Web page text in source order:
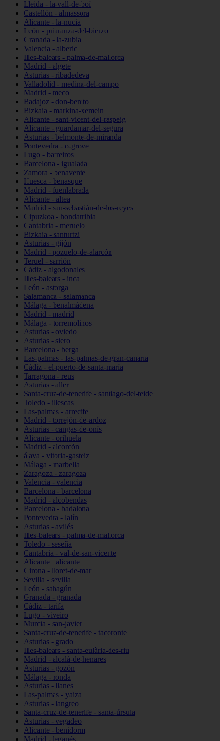
Lleida - la-vall-de-boí
Castellón - almassora
Alicante - la-nucia
León - priaranza-del-bierzo
Granada - la-zubia
Valencia - alberic
Illes-balears - palma-de-mallorca
Madrid - algete
Asturias - ribadedeva
Valladolid - medina-del-campo
Madrid - meco
Badajoz - don-benito
Bizkaia - markina-xemein
Alicante - sant-vicent-del-raspeig
Alicante - guardamar-del-segura
Asturias - belmonte-de-miranda
Pontevedra - o-grove
Lugo - barreiros
Barcelona - igualada
Zamora - benavente
Huesca - benasque
Madrid - fuenlabrada
Alicante - altea
Madrid - san-sebastián-de-los-reyes
Gipuzkoa - hondarribia
Cantabria - meruelo
Bizkaia - santurtzi
Asturias - gijón
Madrid - pozuelo-de-alarcón
Teruel - sarrión
Cádiz - algodonales
Illes-balears - inca
León - astorga
Salamanca - salamanca
Málaga - benalmádena
Madrid - madrid
Málaga - torremolinos
Asturias - oviedo
Asturias - siero
Barcelona - berga
Las-palmas - las-palmas-de-gran-canaria
Cádiz - el-puerto-de-santa-maría
Tarragona - reus
Asturias - aller
Santa-cruz-de-tenerife - santiago-del-teide
Toledo - illescas
Las-palmas - arrecife
Madrid - torrejón-de-ardoz
Asturias - cangas-de-onís
Alicante - orihuela
Madrid - alcorcón
álava - vitoria-gasteiz
Málaga - marbella
Zaragoza - zaragoza
Valencia - valencia
Barcelona - barcelona
Madrid - alcobendas
Barcelona - badalona
Pontevedra - lalín
Asturias - avilés
Illes-balears - palma-de-mallorca
Toledo - seseña
Cantabria - val-de-san-vicente
Alicante - alicante
Girona - lloret-de-mar
Sevilla - sevilla
León - sahagún
Granada - granada
Cádiz - tarifa
Lugo - viveiro
Murcia - san-javier
Santa-cruz-de-tenerife - tacoronte
Asturias - grado
Illes-balears - santa-eulària-des-riu
Madrid - alcalá-de-henares
Asturias - gozón
Málaga - ronda
Asturias - llanes
Las-palmas - yaiza
Asturias - langreo
Santa-cruz-de-tenerife - santa-úrsula
Asturias - vegadeo
Alicante - benidorm
Madrid - leganés